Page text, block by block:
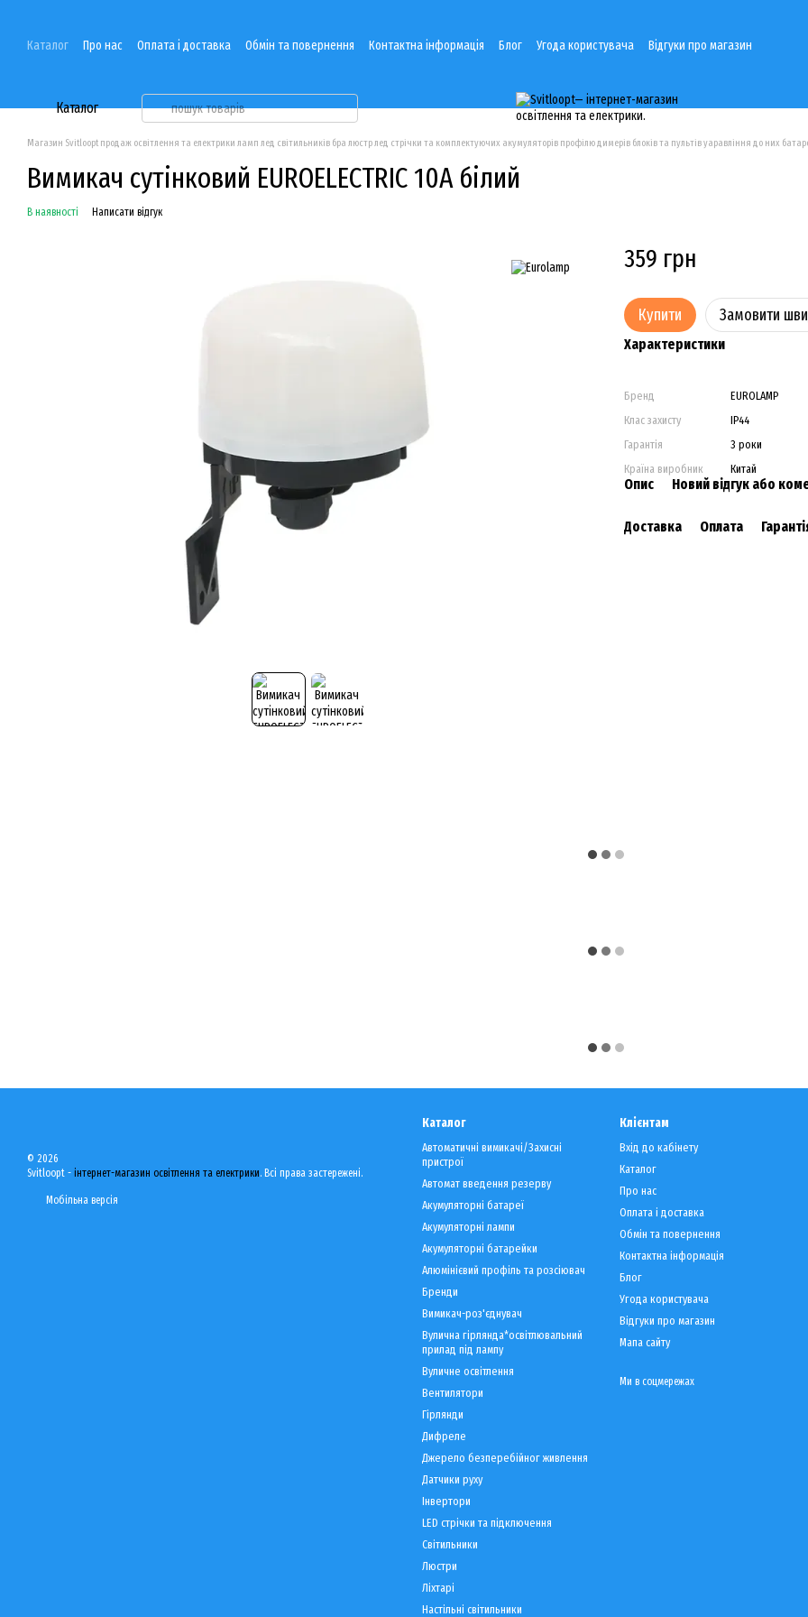
Каталог Про нас Оплата і доставка Обмін та повернення Контактна інформація Блог Угода користувача Відгуки про магазин
Каталог
Магазин Svitloopt продаж освітлення та електрики ламп лед світильників бра люстр лед стрічки та комплектуючих акумуляторів профілю димерів блоків та пультів уаравління до них
Вимикач сутінковий EUROELECTRIC 10А білий
В наявності Написати відгук
359 грн
Купити Замовити
Характеристики
Бренд
EUROLAMP
Клас захисту
IP44
Гарантія
3 роки
Країна виробник
Китай
Опис Новий відгук або
Доставка Оплата
© 2026
Svitloopt - інтернет-магазин освітлення та електрики. Всі права застережені.
Мобільна версія
Каталог
Автоматичні вимикачі/Захисні
пристрої
Автомат введення резерву
Акумуляторні батареї
Акумуляторні лампи
Акумуляторні батарейки
Алюмінієвий профіль та розсіювач
Бренди
Вимикач-роз'єднувач
Вулична гірлянда*освітлювальний
прилад під лампу
Вуличне освітлення
Вентилятори
Гірлянди
Дифреле
Джерело безперебійног живлення
Датчики руху
Інвертори
LED cтрічки та підключення
Світильники
Люстри
Ліхтарі
Настільні світильники
Клієнтам
Вхід до кабінету
Каталог
Про нас
Оплата і доставка
Обмін та повернення
Контактна інформація
Блог
Угода користувача
Відгуки про магазин
Мапа сайту
Ми в соцмережах